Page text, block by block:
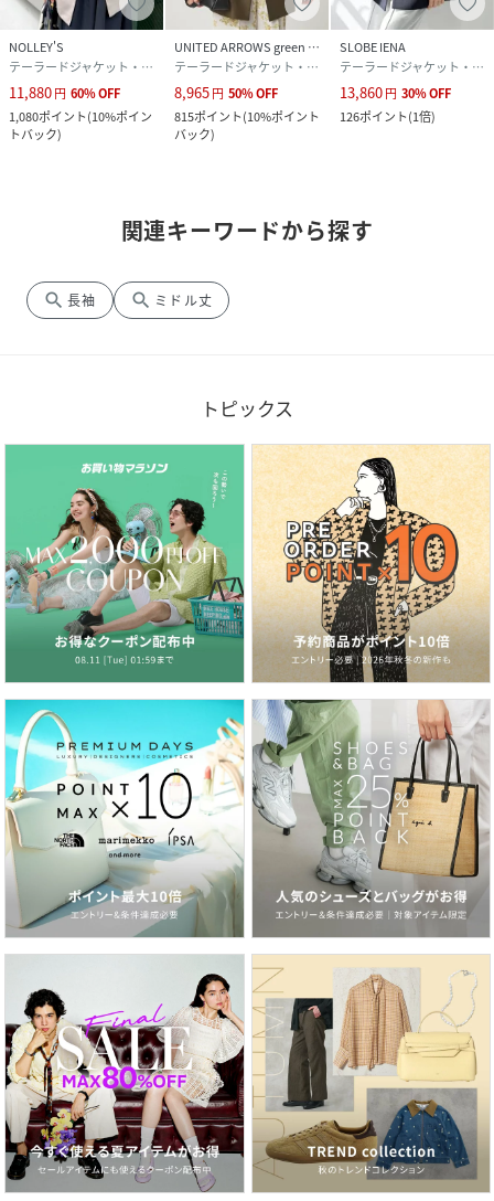
NOLLEY'S
テーラードジャケット・ブレザー
11,880円 60%OFF
1,080ポイント(10%ポイン
トバック)
UNITED ARROWS green label relaxing
テーラードジャケット・ブレザー
8,965円 50%OFF
815ポイント(10%ポイント
バック)
SLOBE IENA
テーラードジャケット・ブレザー
13,860円 30%OFF
126ポイント(1倍)
関連キーワードから探す
search 長袖 search ミドル丈
トピックス